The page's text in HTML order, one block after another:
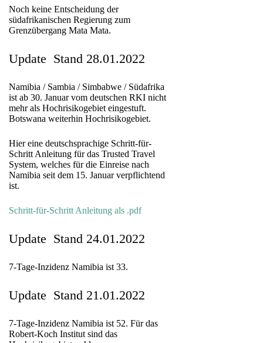
Noch keine Entscheidung der
südafrikanischen Regierung zum
Grenzübergang Mata Mata.
Update Stand 28.01.2022
Namibia / Sambia / Simbabwe / Südafrika
ist ab 30. Januar vom deutschen RKI nicht
mehr als Hochrisikogebiet eingestuft.
Botswana weiterhin Hochrisikogebiet.
Hier eine deutschsprachige Schritt-für-
Schritt Anleitung für das Trusted Travel
System, welches für die Einreise nach
Namibia seit dem 15. Januar verpflichtend
ist.
Schritt-für-Schritt Anleitung als .pdf
Update Stand 24.01.2022
7-Tage-Inzidenz Namibia ist 33.
Update Stand 21.01.2022
7-Tage-Inzidenz Namibia ist 52. Für das
Robert-Koch Institut sind das